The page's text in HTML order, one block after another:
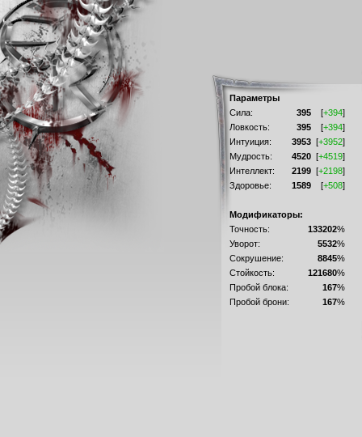
Параметры
Сила:
395 [+394]
Ловкость:
395 [+394]
Интуиция:
3953 [+3952]
Мудрость:
4520 [+4519]
Интеллект:
2199 [+2198]
Здоровье:
1589 [+508]
Модификаторы:
Точность:
133202%
Уворот:
5532%
Сокрушение:
8845%
Стойкость:
121680%
Пробой блока:
167%
Пробой брони:
167%